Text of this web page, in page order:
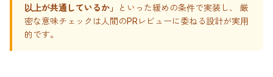
以上が共通しているか」
といった緩めの条件で実装し、 厳
密な意味チェックは人間のPRレビューに委ねる設計が実用
的です。